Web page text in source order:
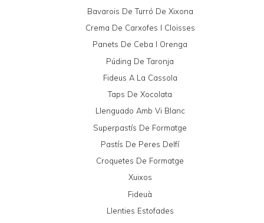
Bavarois De Turró De Xixona
Crema De Carxofes I Cloïsses
Panets De Ceba I Orenga
Púding De Taronja
Fideus A La Cassola
Taps De Xocolata
Llenguado Amb Vi Blanc
Superpastís De Formatge
Pastís De Peres Delfí
Croquetes De Formatge
Xuixos
Fideuà
Llenties Estofades